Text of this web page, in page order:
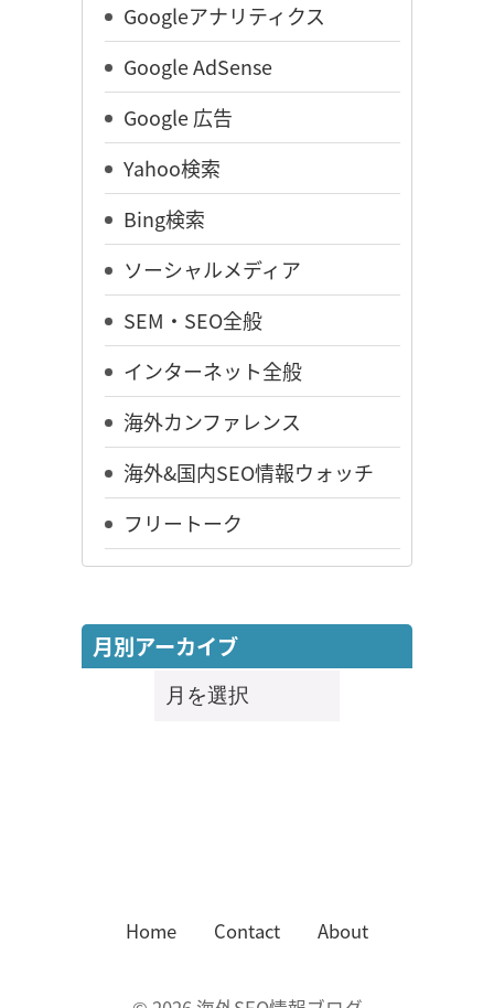
Googleアナリティクス
Google AdSense
Google 広告
Yahoo検索
Bing検索
ソーシャルメディア
SEM・SEO全般
インターネット全般
海外カンファレンス
海外&国内SEO情報ウォッチ
フリートーク
月別アーカイブ
月
別
Home Contact About